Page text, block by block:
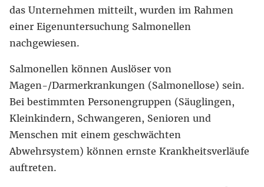
das Unternehmen mitteilt, wurden im Rahmen
einer Eigenuntersuchung Salmonellen
nachgewiesen.
Salmonellen können Auslöser von
Magen-/Darmerkrankungen (Salmonellose) sein.
Bei bestimmten Personengruppen (Säuglingen,
Kleinkindern, Schwangeren, Senioren und
Menschen mit einem geschwächten
Abwehrsystem) können ernste Krankheitsverläufe
auftreten.